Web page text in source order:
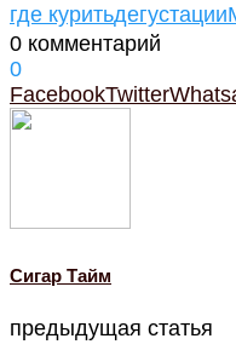
где куритьдегустации
0 комментарий
0
FacebookTwitter
Cигар Тайм
предыдущая статья